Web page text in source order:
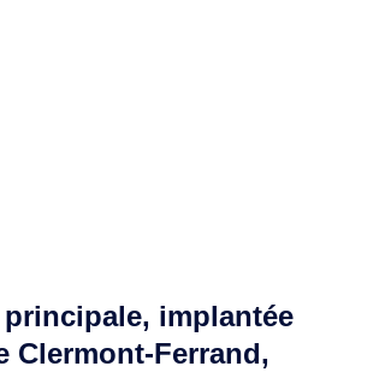
implantée
Clermont-Ferrand,